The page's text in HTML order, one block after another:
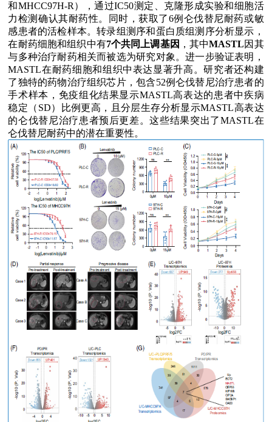
和MHCC97H-R ），通过IC50测定、克隆形成实验和细胞活
力检测确认其耐药性。同时，获取了6例仑伐替尼耐药或敏
感患者的活检样本。转录组测序和蛋白质组测序分析显示，
在耐药细胞和组织中有7个共同上调基因 ，其中MASTL因其
与多种治疗耐药相关而被选为研究对象。进一步验证表明，
MASTL在耐药细胞和组织中表达显著升高。研究者还构建
了独特的药物治疗组织芯片，包含52例仑伐替尼治疗患者的
手术样本，免疫组化结果显示MASTL高表达的患者中疾病
稳定（ SD）比例更高，且分层生存分析显示MASTL高表达
的仑伐替尼治疗患者预后更差。这些结果突出了MASTL在
仑伐替尼耐药中的潜在重要性。